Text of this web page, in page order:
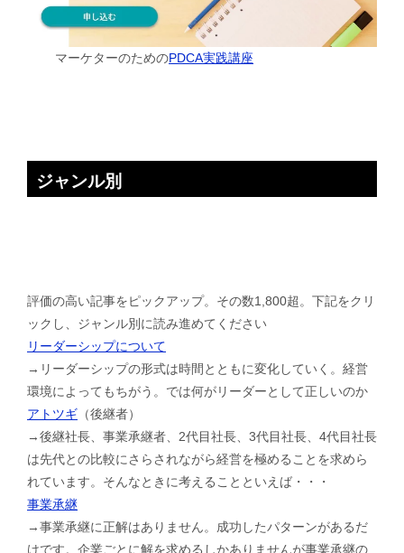
マーケターのためのPDCA実践講座
ジャンル別
評価の高い記事をピックアップ。その数1,800超。下記をクリ
ックし、ジャンル別に読み進めてください
リーダーシップについて
→リーダーシップの形式は時間とともに変化していく。経営
環境によってもちがう。では何がリーダーとして正しいのか
アトツギ （後継者）
→後継社長、事業承継者、2代目社長、3代目社長、4代目社長
は先代との比較にさらされながら経営を極めることを求めら
れています。そんなときに考えることといえば・・・
事業承継
→事業承継に正解はありません。成功したパターンがあるだ
けです。企業ごとに解を求めるしかありませんが事業承継の